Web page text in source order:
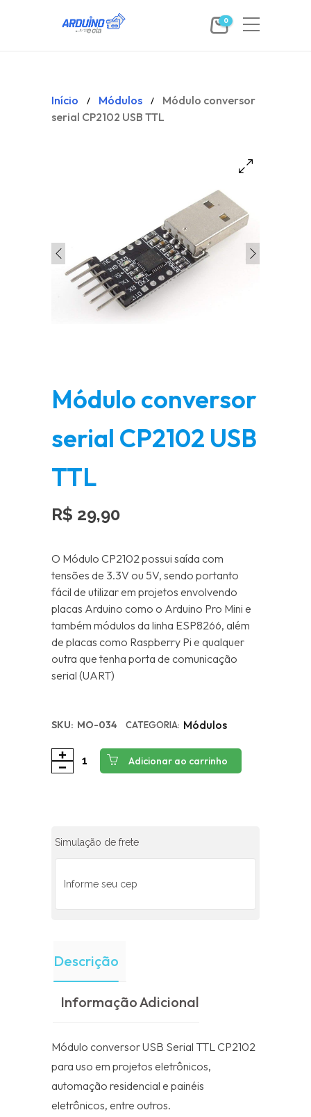
0
Início / Módulos /
Módulo conversor
serial CP2102 USB TTL
Módulo conversor
serial CP2102 USB
TTL
R$ 29,90
O Módulo CP2102 possui saída com
tensões de 3.3V ou 5V, sendo portanto
fácil de utilizar em projetos envolvendo
placas Arduino como o Arduino Pro Mini e
também módulos da linha ESP8266, além
de placas como Raspberry Pi e qualquer
outra que tenha porta de comunicação
serial (UART)
SKU: MO-034 CATEGORIA: Módulos
Adicionar ao carrinho
Simulação de frete
Descrição
Informação Adicional
Módulo conversor USB Serial TTL CP2102
para uso em projetos eletrônicos,
automação residencial e painéis
eletrônicos, entre outros.